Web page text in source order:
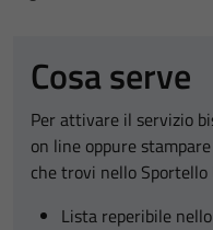
Cosa serve
Per attivare il servizio
on line oppure
che trovi nello
Lista reperibile